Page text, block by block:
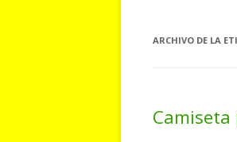
ARCHIVO DE LA